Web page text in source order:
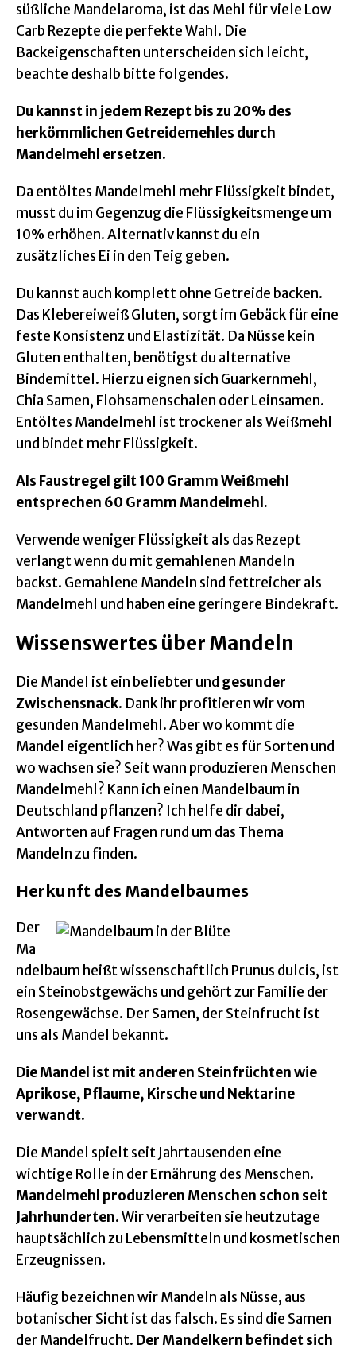
süßliche Mandelaroma, ist das Mehl für viele Low
Carb Rezepte die perfekte Wahl. Die
Backeigenschaften unterscheiden sich leicht,
beachte deshalb bitte folgendes.
Du kannst in jedem Rezept bis zu 20% des
herkömmlichen Getreidemehles durch
Mandelmehl ersetzen.
Da entöltes Mandelmehl mehr Flüssigkeit bindet,
musst du im Gegenzug die Flüssigkeitsmenge um
10% erhöhen. Alternativ kannst du ein
zusätzliches Ei in den Teig geben.
Du kannst auch komplett ohne Getreide backen.
Das Klebereiweiß Gluten, sorgt im Gebäck für eine
feste Konsistenz und Elastizität. Da Nüsse kein
Gluten enthalten, benötigst du alternative
Bindemittel. Hierzu eignen sich Guarkernmehl,
Chia Samen, Flohsamenschalen oder Leinsamen.
Entöltes Mandelmehl ist trockener als Weißmehl
und bindet mehr Flüssigkeit.
Als Faustregel gilt 100 Gramm Weißmehl
entsprechen 60 Gramm Mandelmehl.
Verwende weniger Flüssigkeit als das Rezept
verlangt wenn du mit gemahlenen Mandeln
backst. Gemahlene Mandeln sind fettreicher als
Mandelmehl und haben eine geringere Bindekraft.
Wissenswertes über Mandeln
Die Mandel ist ein beliebter und gesunder
Zwischensnack. Dank ihr profitieren wir vom
gesunden Mandelmehl. Aber wo kommt die
Mandel eigentlich her? Was gibt es für Sorten und
wo wachsen sie? Seit wann produzieren Menschen
Mandelmehl? Kann ich einen Mandelbaum in
Deutschland pflanzen? Ich helfe dir dabei,
Antworten auf Fragen rund um das Thema
Mandeln zu finden.
Herkunft des Mandelbaumes
Der
Ma
ndelbaum heißt wissenschaftlich Prunus dulcis, ist
ein Steinobstgewächs und gehört zur Familie der
Rosengewächse. Der Samen, der Steinfrucht ist
uns als Mandel bekannt.
Die Mandel ist mit anderen Steinfrüchten wie
Aprikose, Pflaume, Kirsche und Nektarine
verwandt.
Die Mandel spielt seit Jahrtausenden eine
wichtige Rolle in der Ernährung des Menschen.
Mandelmehl produzieren Menschen schon seit
Jahrhunderten. Wir verarbeiten sie heutzutage
hauptsächlich zu Lebensmitteln und kosmetischen
Erzeugnissen.
Häufig bezeichnen wir Mandeln als Nüsse, aus
botanischer Sicht ist das falsch. Es sind die Samen
der Mandelfrucht. Der Mandelkern befindet sich